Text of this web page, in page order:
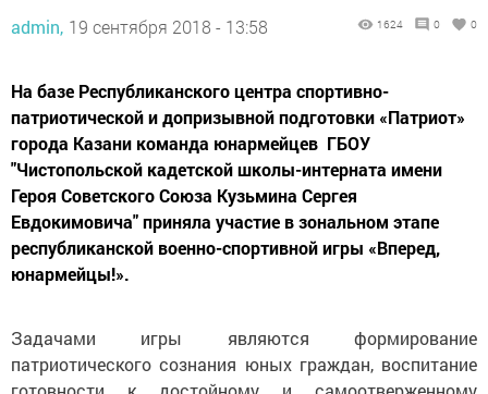
admin, 19 сентября 2018 - 13:58 1624 0 0
На базе Республиканского центра спортивно-
патриотической и допризывной подготовки «Патриот»
города Казани команда юнармейцев ГБОУ
"Чистопольской кадетской школы-интерната имени
Героя Советского Союза Кузьмина Сергея
Евдокимовича" приняла участие в зональном этапе
республиканской военно-спортивной игры «Вперед,
юнармейцы!».
Задачами игры являются формирование
патриотического сознания юных граждан, воспитание